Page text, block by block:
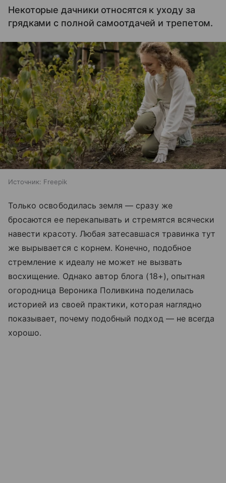
Некоторые дачники относятся к уходу за
грядками с полной самоотдачей и трепетом.
Источник: Freepik
Только освободилась земля — сразу же
бросаются ее перекапывать и стремятся всячески
навести красоту. Любая затесавшася травинка тут
же вырывается с корнем. Конечно, подобное
стремление к идеалу не может не вызвать
восхищение. Однако автор блога (18+), опытная
огородница Вероника Поливкина поделилась
историей из своей практики, которая наглядно
показывает, почему подобный подход — не всегда
хорошо.